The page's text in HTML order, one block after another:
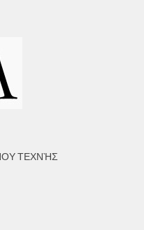
ΤΕΧΝῊΣ